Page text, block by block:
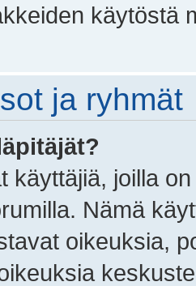
käytöstä
ja ryhmät
käyttäjiä, joilla
Nämä
oikeuksia,